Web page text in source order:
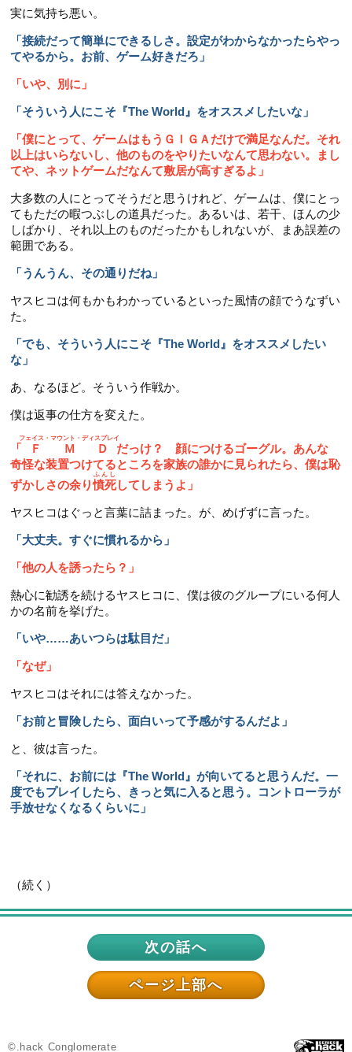
実に気持ち悪い。
「接続だって簡単にできるしさ。設定がわからなかったらやっ
てやるから。お前、ゲーム好きだろ」
「いや、別に」
「そういう人にこそ『The World』をオススメしたいな」
「僕にとって、ゲームはもうＧＩＧＡだけで満足なんだ。それ
以上はいらないし、他のものをやりたいなんて思わない。まし
てや、ネットゲームだなんて敷居が高すぎるよ」
大多数の人にとってそうだと思うけれど、ゲームは、僕にとっ
てもただの暇つぶしの道具だった。あるいは、若干、ほんの少
しばかり、それ以上のものだったかもしれないが、まあ誤差の
範囲である。
「うんうん、その通りだね」
ヤスヒコは何もかもわかっているといった風情の顔でうなずい
た。
「でも、そういう人にこそ『The World』をオススメしたい
な」
あ、なるほど。そういう作戦か。
僕は返事の仕方を変えた。
「 ＦＭＤ
フェイス・マウント・ディスプレイ
だっけ？ 顔につけるゴーグル。あんな
奇怪な装置つけてるところを家族の誰かに見られたら、僕は恥
ずかしさの余り憤死
ふんし
してしまうよ」
ヤスヒコはぐっと言葉に詰まった。が、めげずに言った。
「大丈夫。すぐに慣れるから」
「他の人を誘ったら？」
熱心に勧誘を続けるヤスヒコに、僕は彼のグループにいる何人
かの名前を挙げた。
「いや……あいつらは駄目だ」
「なぜ」
ヤスヒコはそれには答えなかった。
「お前と冒険したら、面白いって予感がするんだよ」
と、彼は言った。
「それに、お前には『The World』が向いてると思うんだ。一
度でもプレイしたら、きっと気に入ると思う。コントローラが
手放せなくなるくらいに」
（続く）
次の話へ
ページ上部へ
©.hack Conglomerate